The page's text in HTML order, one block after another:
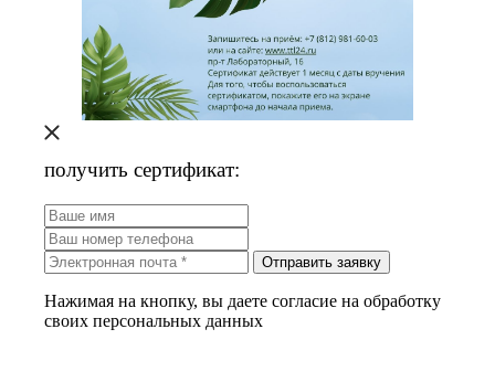
получить сертификат:
Отправить заявку
Нажимая на кнопку, вы даете согласие на обработку
своих персональных данных